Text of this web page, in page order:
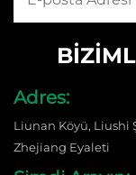
Adres:
Liunan Köyü, Liushi
Zhejiang Eyaleti